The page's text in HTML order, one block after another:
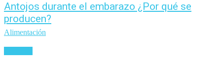
Antojos durante el embarazo ¿Por qué se
producen?
Alimentación